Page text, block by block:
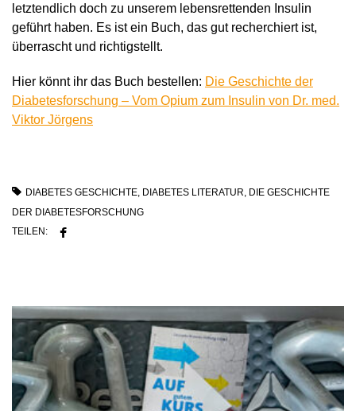
letztendlich doch zu unserem lebensrettenden Insulin
geführt haben. Es ist ein Buch, das gut recherchiert ist,
überrascht und richtigstellt.
Hier könnt ihr das Buch bestellen: Die Geschichte der
Diabetesforschung – Vom Opium zum Insulin von Dr. med.
Viktor Jörgens
DIABETES GESCHICHTE, DIABETES LITERATUR, DIE GESCHICHTE
DER DIABETESFORSCHUNG
TEILEN: